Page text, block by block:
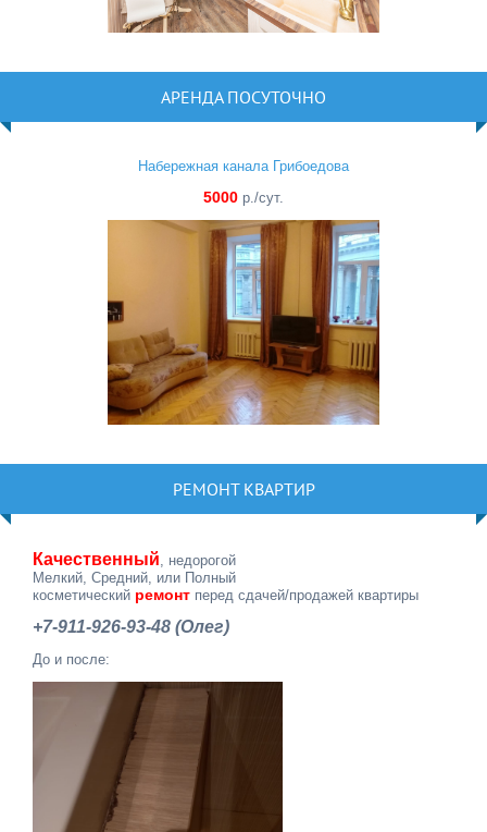
АРЕНДА ПОСУТОЧНО
Набережная канала Грибоедова
5000 р./сут.
РЕМОНТ КВАРТИР
Качественный , недорогой
Мелкий, Средний, или Полный
косметический ремонт перед сдачей/продажей квартиры
+7-911-926-93-48 (Олег)
До и после: